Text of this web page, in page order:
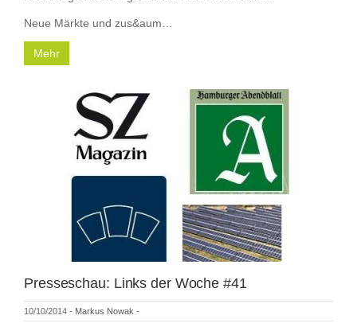
Neue Märkte und zus&aum…
Mehr
Presseschau: Links der Woche #41
10/10/2014 - Markus Nowak -